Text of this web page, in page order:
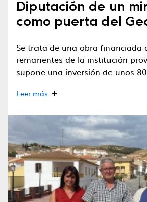
Diputación de un
como puerta del
Se trata de una obra financiada
remanentes de la institución
supone una inversión de unos
Leer más